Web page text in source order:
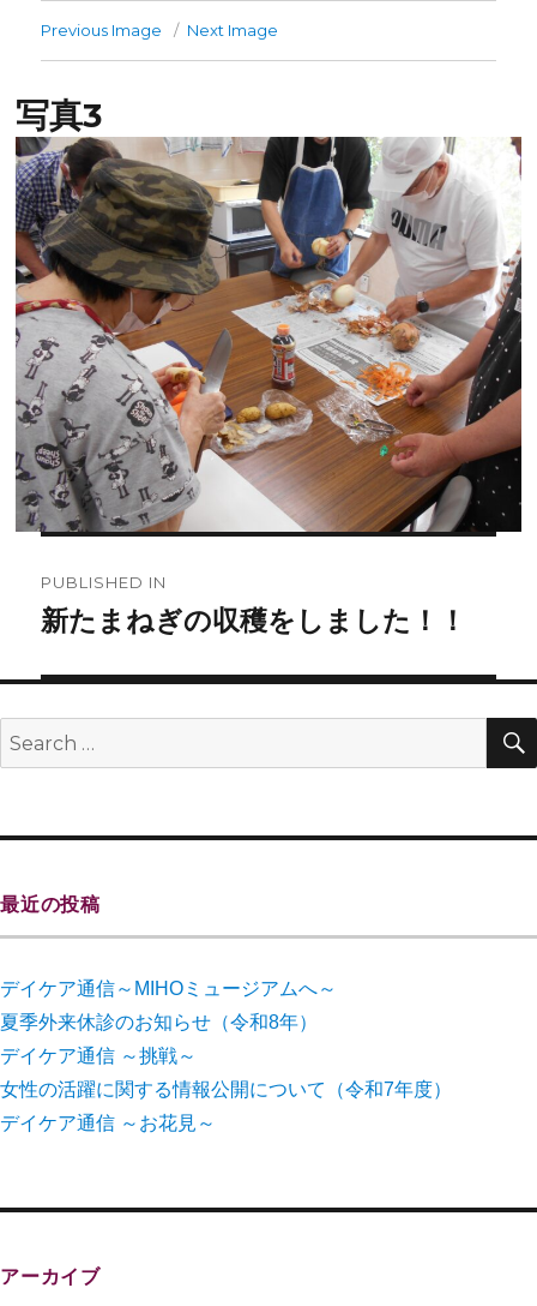
Previous Image Next Image
写真3
PUBLISHED IN
新たまねぎの収穫をしました！！
最近の投稿
デイケア通信～MIHOミュージアムへ～
夏季外来休診のお知らせ（令和8年）
デイケア通信 ～挑戦～
女性の活躍に関する情報公開について（令和7年度）
デイケア通信 ～お花見～
アーカイブ